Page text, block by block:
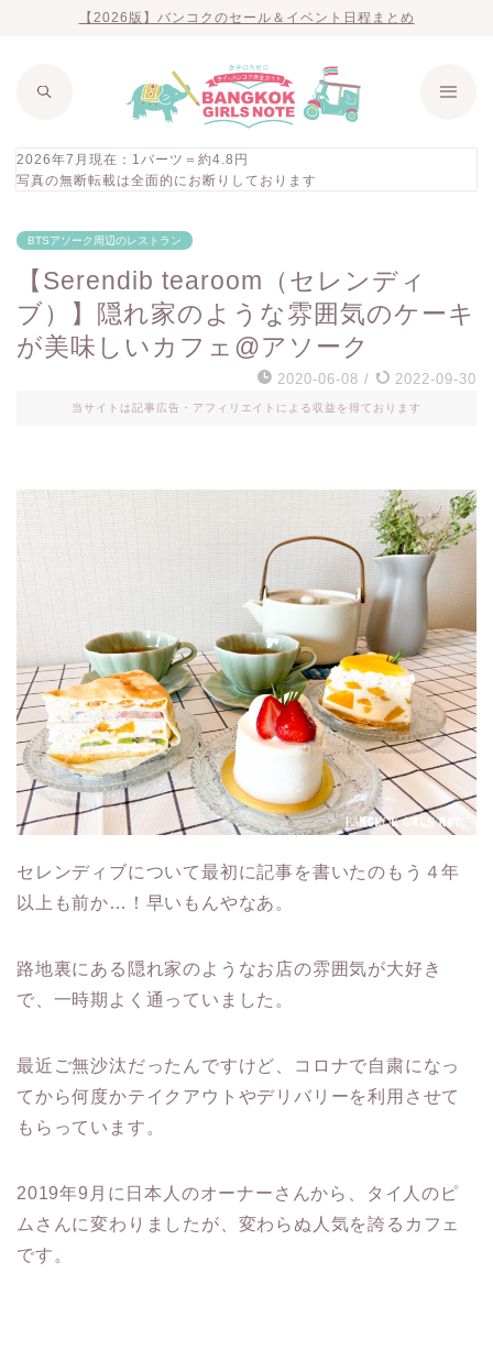
【2026版】バンコクのセール＆イベント日程まとめ
2026年7月現在：1バーツ＝約4.8円
写真の無断転載は全面的にお断りしております
BTSアソーク周辺のレストラン
【Serendib tearoom（セレンディ
ブ）】隠れ家のような雰囲気のケーキ
が美味しいカフェ@アソーク
2020-06-08 / 2022-09-30
当サイトは記事広告・アフィリエイトによる収益を得ております
セレンディブについて最初に記事を書いたのもう４年
以上も前か…！早いもんやなあ。
路地裏にある隠れ家のようなお店の雰囲気が大好き
で、一時期よく通っていました。
最近ご無沙汰だったんですけど、コロナで自粛になっ
てから何度かテイクアウトやデリバリーを利用させて
もらっています。
2019年9月に日本人のオーナーさんから、タイ人のピ
ムさんに変わりましたが、変わらぬ人気を誇るカフェ
です。